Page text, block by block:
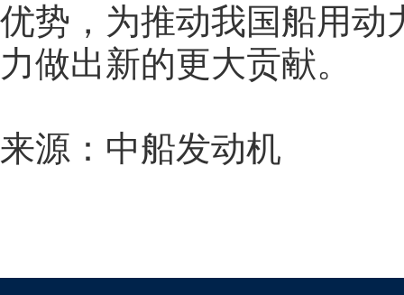
优势，为推动我国船用动
力做出新的更大贡献。
来源：中船发动机